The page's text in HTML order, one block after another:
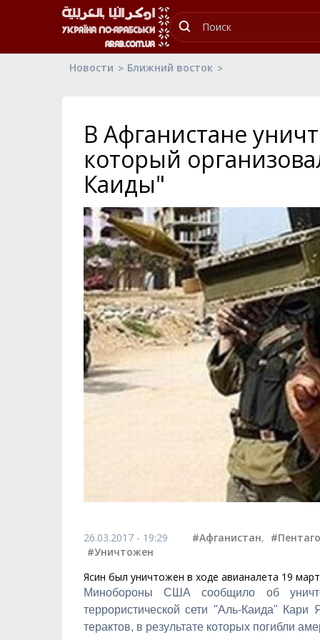
Новости Ближний восток
В Афганистане
который
Каиды"
26.03.2017 - 19:29 #Афганистан,
#Уничтожен
Ясин был уничтожен в ходе авианалета 19
Минобороны США сообщило об
террористической сети "Аль-Каида"
терактов, в результате которых погибли